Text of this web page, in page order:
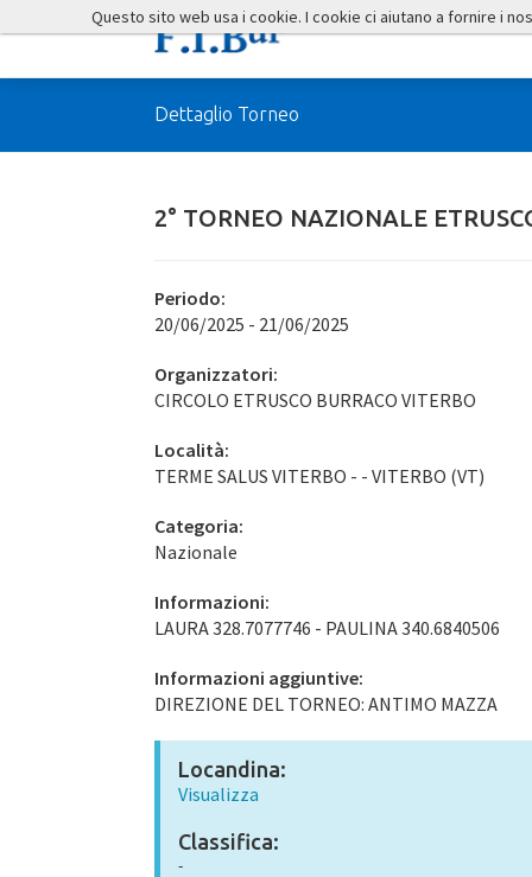
Dettaglio Torneo
2° TORNEO NAZIONALE
Periodo:
20/06/2025 - 21/06/2025
Organizzatori:
CIRCOLO ETRUSCO BURRACO VITERBO
Località:
TERME SALUS VITERBO - - VITERBO (VT)
Categoria:
Nazionale
Informazioni:
LAURA 328.7077746 - PAULINA 340.6840506
Informazioni aggiuntive:
DIREZIONE DEL TORNEO: ANTIMO MAZZA
Locandina:
Visualizza
Classifica:
-
Questo sito web usa i cookie. I cookie ci aiutano a fornire i